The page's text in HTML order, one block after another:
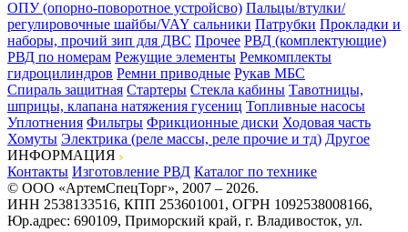
ОПУ (опорно-поворотное устройсво) Пальцы/втулки/
регулировочные шайбы/VAY сальники Патрубки Прокладки и
наборы, прочий зип для ДВС Прочее РВД (комплектующие)
РВД по номерам Режущие элементы Ремкомплекты
гидроцилиндров Ремни приводные Рукав МБС
Спираль защитная Стартеры Стекла кабины Тавотницы,
шприцы, клапана натяжения гусениц Топливные насосы
Уплотнения Фильтры Фрикционные диски Ходовая часть
Хомуты Электрика (реле массы, реле прочие и тд) Другое
ИНФОРМАЦИЯ
Контакты Изготовление РВД Каталог по технике
© ООО «АртемСпецТорг», 2007 – 2026.
ИНН 2538133516, КПП 253601001, ОГРН 1092538008166,
Юр.адрес: 690109, Приморский край, г. Владивосток, ул.